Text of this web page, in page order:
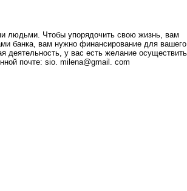
людьми. Чтобы упорядочить свою жизнь, вам
банка, вам нужно финансирование для вашего
деятельность, у вас есть желание
почте: sio. milena@gmail. com